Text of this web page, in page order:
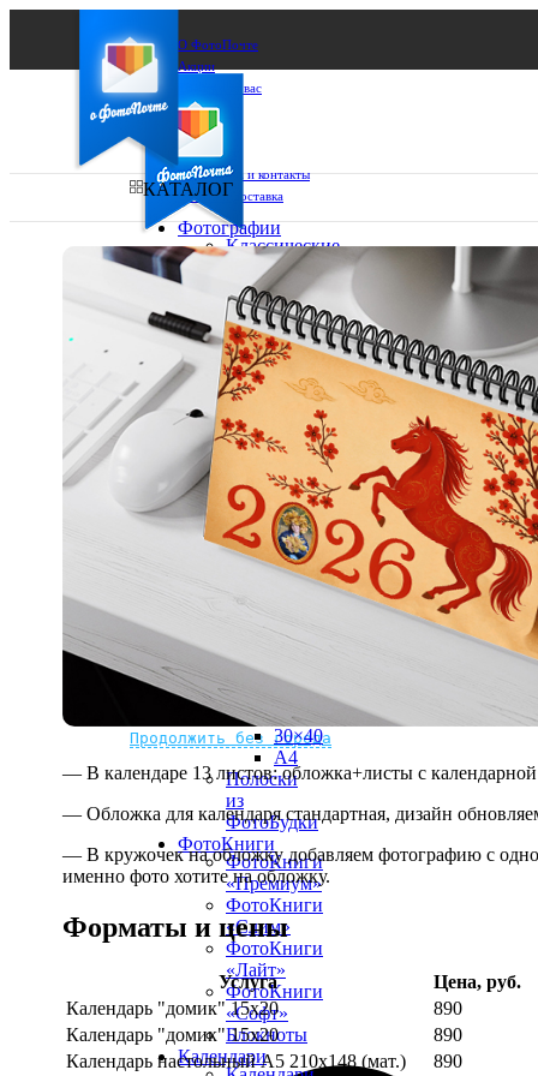
О ФотоПочте
Акции
Сделаем за вас
Бизнесу
FAQ
Франшиза
Поддержка и контакты
Оплата и доставка
Ваш город:
Ваш регион доставки
Выберите из списка:
Не нашли Ваш город?
Мы доставляем по всему миру
Продолжить без города
КАТАЛОГ
Фотографии
Классические
10х10
10х15
13х18
15х15
15х20
20х20
20х30
30х30
30х40
А4
Фото
в
рамке
10х10
10×15
15×15
20×30
30×30
30×40
A4
Полоски
из
ФотоБудки
ФотоКниги
ФотоКниги
«Премиум»
ФотоКниги
«Слим»
ФотоКниги
«Лайт»
ФотоКниги
«Софт»
Блокноты
Календари
— В календаре 13 листов: обложка+листы с календарной
— Обложка для календаря стандартная, дизайн
— В кружочек на обложку добавляем фотографию с
именно фото хотите на обложку.
Форматы и цены
Услуга
Цена, руб.
Календарь "домик" 15х20
890
Календарь "домик" 15х20
890
Календарь настольный А5 210х148 (мат.)
890